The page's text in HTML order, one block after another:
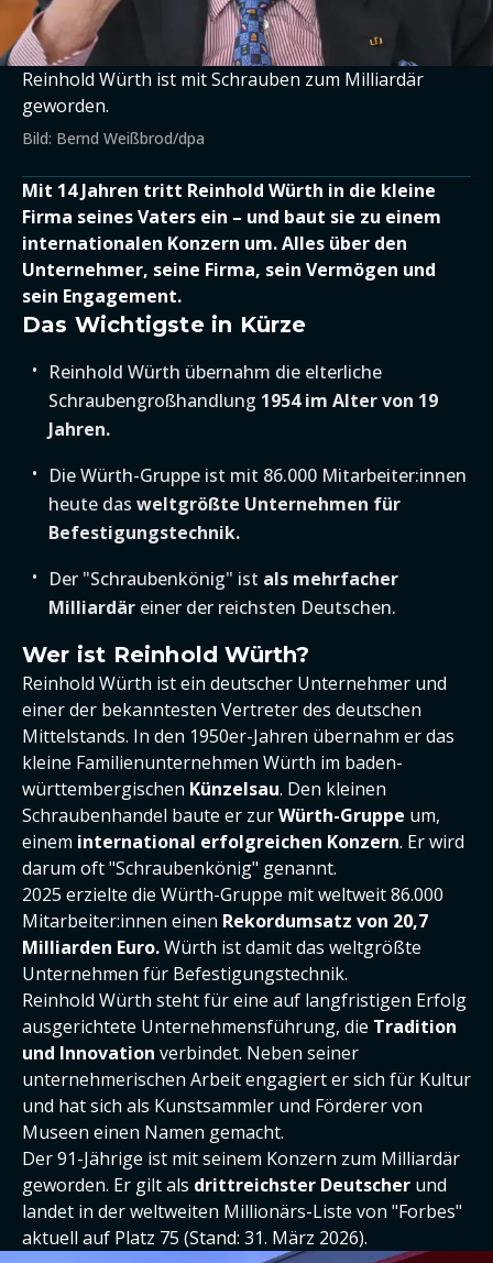
Reinhold Würth ist mit Schrauben zum Milliardär
geworden.
Bild: Bernd Weißbrod/dpa
Mit 14 Jahren tritt Reinhold Würth in die kleine
Firma seines Vaters ein – und baut sie zu einem
internationalen Konzern um. Alles über den
Unternehmer, seine Firma, sein Vermögen und
sein Engagement.
Das Wichtigste in Kürze
Reinhold Würth übernahm die elterliche
Schraubengroßhandlung 1954 im Alter von 19
Jahren.
Die Würth-Gruppe ist mit 86.000 Mitarbeiter:innen
heute das weltgrößte Unternehmen für
Befestigungstechnik.
Der "Schraubenkönig" ist als mehrfacher
Milliardär einer der reichsten Deutschen.
Wer ist Reinhold Würth?
Reinhold Würth ist ein deutscher Unternehmer und
einer der bekanntesten Vertreter des deutschen
Mittelstands. In den 1950er-Jahren übernahm er das
kleine Familienunternehmen Würth im baden-
württembergischen Künzelsau. Den kleinen
Schraubenhandel baute er zurWürth-Gruppe um,
einem international erfolgreichen Konzern. Er wird
darum oft "Schraubenkönig" genannt.
2025 erzielte die Würth-Gruppe mit weltweit 86.000
Mitarbeiter:innen einen Rekordumsatz von 20,7
Milliarden Euro.Würth ist damit das weltgrößte
Unternehmen für Befestigungstechnik.
Reinhold Würth steht für eine auf langfristigen Erfolg
ausgerichtete Unternehmensführung, die Tradition
und Innovation verbindet. Neben seiner
unternehmerischen Arbeit engagiert er sich für Kultur
und hat sich als Kunstsammler und Förderer von
Museen einen Namen gemacht.
Der 91-Jährige ist mit seinem Konzern zum Milliardär
geworden. Er gilt als drittreichster Deutscher und
landet in der weltweiten Millionärs-Liste von "Forbes"
aktuell auf Platz 75 (Stand: 31. März 2026).